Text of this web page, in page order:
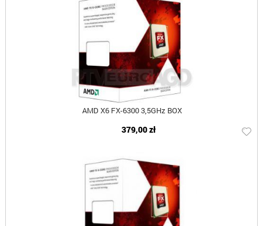
AMD X6 FX-6300 3,5GHz BOX
379,00 zł